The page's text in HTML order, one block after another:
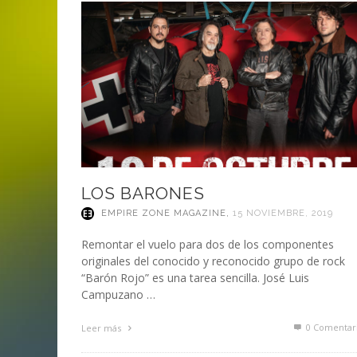
‘DEUS EX MACHINA’ – PRIMERAS
IMPRESIONES
MARC GUTIÉRREZ, 2 FEBRERO, 2024
ENTREVISTA CON LIV KRISTINE.
NAGOLD 2025
MARC GUTIÉRREZ, 13 DICIEMBRE, 2025
LA
LIV KRISTINE – ‘RIVER OF
EN PROFUNDIDAD
MARC GUTIÉRREZ, 5 FEBRERO, 2023
SAMSON
MARC GUTIÉRREZ, 25 FEBRERO, 2019
EMPIRE RADIO: HELLFEST 2017
JUAN ESPINOZA, 3 JUNIO, 2018
LOS BARONES
EMPIRE ZONE MAGAZINE, 15 NOVIEMBRE, 2019
Remontar el vuelo para dos de los componentes
originales del conocido y reconocido grupo de rock
“Barón Rojo” es una tarea sencilla. José Luis
Campuzano …
Leer más 0